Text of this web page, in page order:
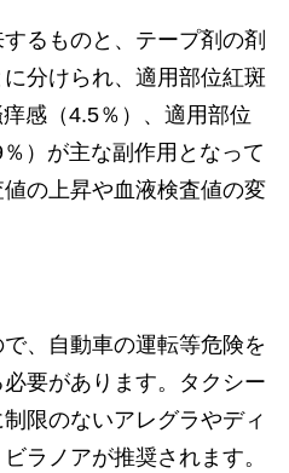
るものと、テープ剤の剤
分けられ、適用部位紅斑
感（4.5％）、適用部位
）が主な副作用となって
の上昇や血液検査値の変
、自動車の運転等危険を
要があります。タクシー
限のないアレグラやディ
ラノアが推奨されます。